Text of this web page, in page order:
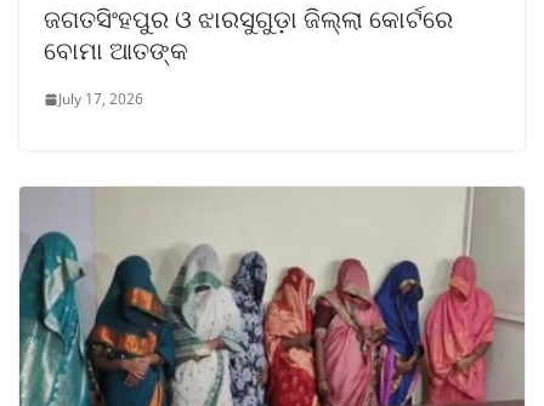
ଜଗତସିଂହପୁର ଓ ଝାରସୁଗୁଡ଼ା ଜିଲ୍ଲା କୋର୍ଟରେ
ବୋମା ଆତଙ୍କ
July 17, 2026